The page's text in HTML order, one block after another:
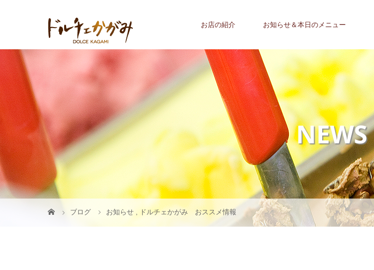
お店の紹介 お知らせ＆本日のメニュー
NEWS
ブログ お知らせ ドルチェかがみ おススメ情報